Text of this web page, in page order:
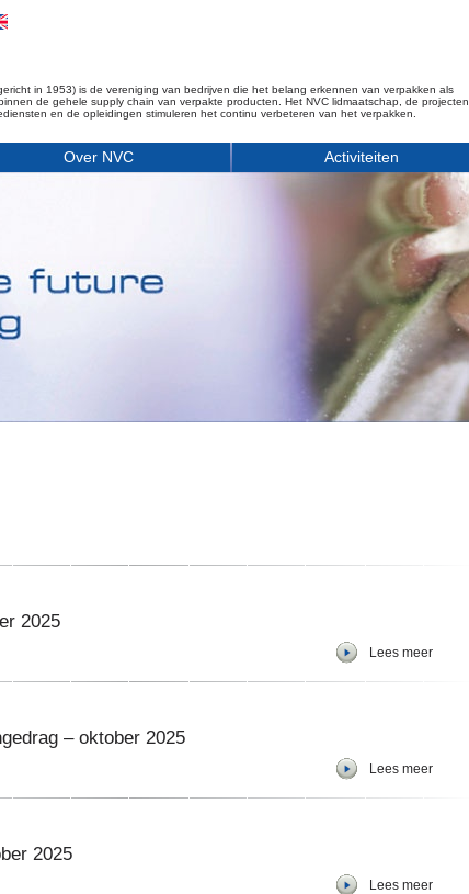
in 1953) is de vereniging van bedrijven die het belang erkennen van verpakken als
de gehele supply chain van verpakte producten. Het NVC lidmaatschap, de projecten,
en de opleidingen stimuleren het continu verbeteren van het verpakken.
Over NVC Activiteiten
2025
Lees meer
– oktober 2025
Lees meer
2025
Lees meer